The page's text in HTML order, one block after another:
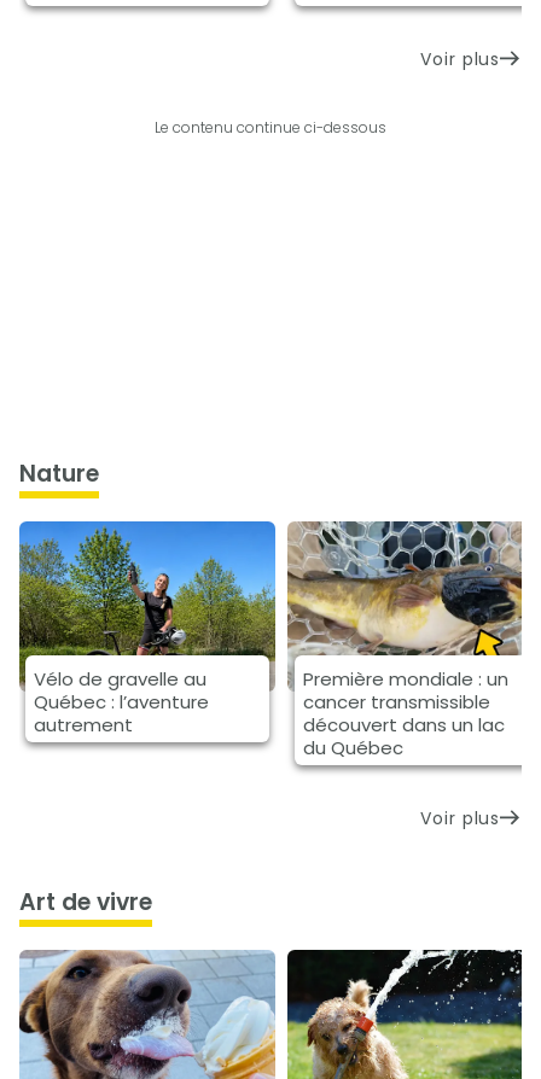
Voir plus
Le contenu continue ci-dessous
nature
Vélo de gravelle au
Québec : l’aventure
autrement
Première mondiale : un
cancer transmissible
découvert dans un lac
du Québec
Voir plus
art de vivre